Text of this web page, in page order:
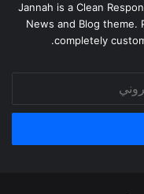
Jannah is a Clean
News and Blog theme.
completely